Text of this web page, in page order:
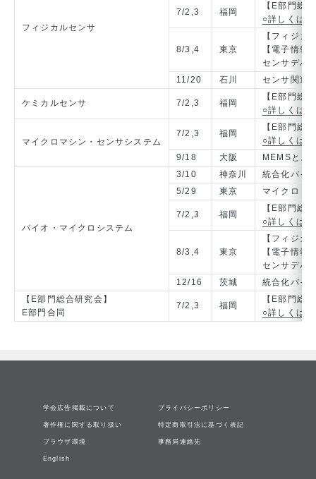
フィジカルセンサ
7/2,3 福岡
【E部門総
○詳しくは
8/3,4 東京
【フィジカ
【電子情報
センサデバ
11/20
石川 センサ関連
ケミカルセンサ 7/2,3 福岡
【E部門総
○詳しくは
マイクロマシン・センサシステム
7/2,3 福岡
【E部門総
○詳しくは
9/18
大阪 MEMSとス
バイオ・マイクロシステム
3/10 神奈川
統合化バイ
5/29
東京 マイクロ・
7/2,3 福岡
【E部門総
○詳しくは
8/3,4 東京
【フィジカ
【電子情報
センサデバ
12/16
茨城
統合化バイ
【E部門総合研究会】
E部門合同
7/2,3 福岡
【E部門総
○詳しくは
学会広告掲載について プライバシーポリシー
著作権に関する取り扱い 特定商取引法に基づく表記
ブラウザ環境 事務局連絡先
English